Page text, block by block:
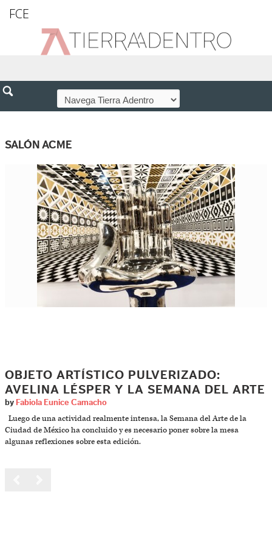
FCE
SALÓN ACME
OBJETO ARTÍSTICO PULVERIZADO:
AVELINA LÉSPER Y LA SEMANA DEL ARTE
by Fabiola Eunice Camacho
Luego de una actividad realmente intensa, la Semana del Arte de la
Ciudad de México ha concluido y es necesario poner sobre la mesa
algunas reflexiones sobre esta edición.